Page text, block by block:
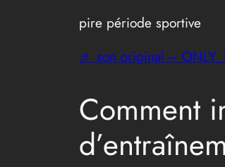
pire période sportive
♬ son original –
Comment